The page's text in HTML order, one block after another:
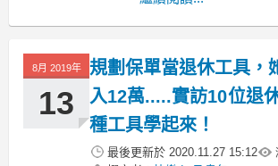
8月 2019年
13
規劃保單當退休工具，
入12萬.....實訪10位退
種工具學起來！
最後更新於 2020.11.27 15:12